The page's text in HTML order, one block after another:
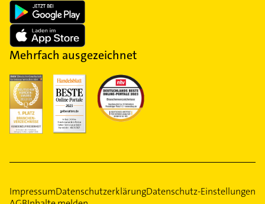
Mehrfach ausgezeichnet
ImpressumDatenschutzerklärungDatenschutz-Einstellungen